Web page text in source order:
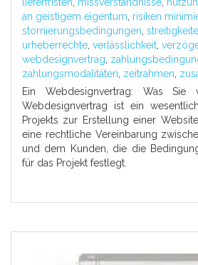
lieferfristen, missverständnisse,
an geistigem eigentum, risiken
stornierungsbedingungen,
urheberrechte, verlässlichkeit,
webdesignvertrag,
zahlungsmodalitäten, zeitrahmen,
Ein Webdesignvertrag: Was Sie
Webdesignvertrag ist ein
Projekts zur Erstellung einer
eine rechtliche Vereinbarung
und dem Kunden, die die
für das Projekt festlegt.